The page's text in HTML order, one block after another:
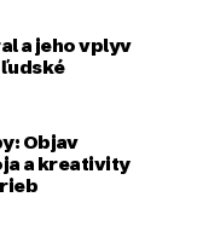
a jeho vplyv
ľudské
Objav
a kreativity